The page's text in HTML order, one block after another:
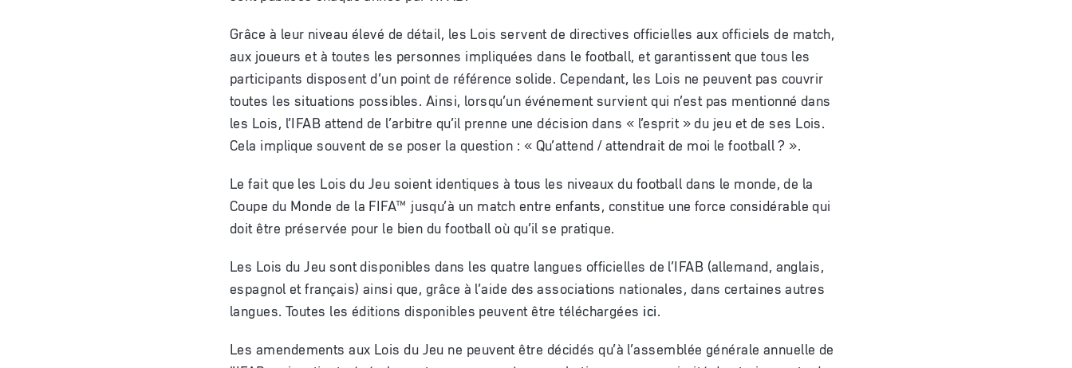
Grâce à leur niveau élevé de détail, les Lois servent de directives officielles aux officiels de match,
aux joueurs et à toutes les personnes impliquées dans le football, et garantissent que tous les
participants disposent d’un point de référence solide. Cependant, les Lois ne peuvent pas couvrir
toutes les situations possibles. Ainsi, lorsqu’un événement survient qui n’est pas mentionné dans
les Lois, l’IFAB attend de l’arbitre qu’il prenne une décision dans « l’esprit » du jeu et de ses Lois.
Cela implique souvent de se poser la question : « Qu’attend / attendrait de moi le football ? ».
Le fait que les Lois du Jeu soient identiques à tous les niveaux du football dans le monde, de la
Coupe du Monde de la FIFA™ jusqu’à un match entre enfants, constitue une force considérable qui
doit être préservée pour le bien du football où qu’il se pratique.
Les Lois du Jeu sont disponibles dans les quatre langues officielles de l’IFAB (allemand, anglais,
espagnol et français) ainsi que, grâce à l’aide des associations nationales, dans certaines autres
langues. Toutes les éditions disponibles peuvent être téléchargées ici.
Les amendements aux Lois du Jeu ne peuvent être décidés qu’à l’assemblée générale annuelle de